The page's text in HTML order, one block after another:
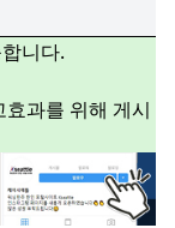
니다.
과를 위해 게시